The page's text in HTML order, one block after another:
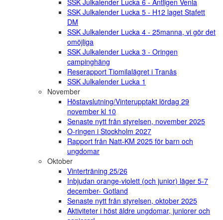
SSK Julkalender Lucka 5 - H12 laget Stafett
DM
SSK Julkalender Lucka 4 - 25manna, vi gör det
omöjliga
SSK Julkalender Lucka 3 - Oringen
campinghäng
Reserapport Tiomilalägret i Tranås
SSK Julkalender Lucka 1
November
Höstavslutning/Vinterupptakt lördag 29
november kl 10
Senaste nytt från styrelsen, november 2025
O-ringen i Stockholm 2027
Rapport från Natt-KM 2025 för barn och
ungdomar
Oktober
Vinterträning 25/26
Inbjudan orange-violett (och junior) läger 5-7
december- Gotland
Senaste nytt från styrelsen, oktober 2025
Aktiviteter i höst äldre ungdomar, juniorer och